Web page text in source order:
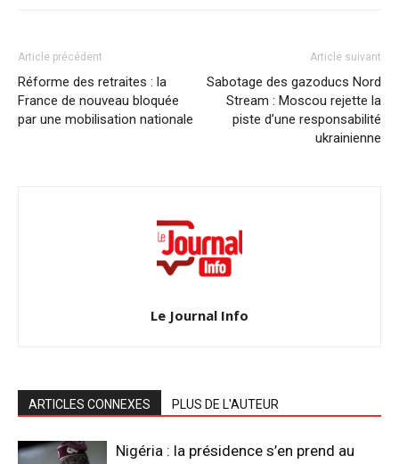
Article précédent
Réforme des retraites : la
France de nouveau bloquée
par une mobilisation nationale
Article suivant
Sabotage des gazoducs Nord
Stream : Moscou rejette la
piste d’une responsabilité
ukrainienne
Le Journal Info
ARTICLES CONNEXES PLUS DE L'AUTEUR
Nigéria : la présidence s’en prend au